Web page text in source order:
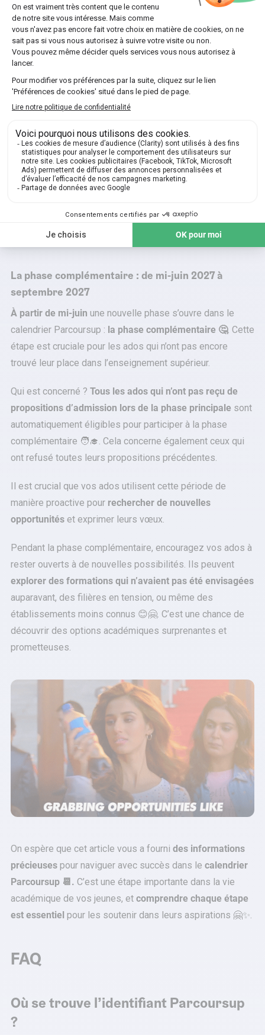
Clémence
HEC Paris
21€/h/h
Le premiercours particulierest
offert !
J’EN PROFITE MAINTENANT
La phase complémentaire : de mi-juin 2027 à
septembre 2027
À partir de mi-juin une nouvelle phase s’ouvre dans le
calendrier Parcoursup : la phase complémentaire 🤔. Cette
étape est cruciale pour les ados qui n’ont pas encore
trouvé leur place dans l’enseignement supérieur.
Qui est concerné ? Tous les ados qui n’ont pas reçu de
propositions d’admission lors de la phase principale sont
automatiquement éligibles pour participer à la phase
complémentaire 🧑‍🎓. Cela concerne également ceux qui
ont refusé toutes leurs propositions précédentes.
Il est crucial que vos ados utilisent cette période de
manière proactive pour rechercher de nouvelles
opportunités et exprimer leurs vœux.
Pendant la phase complémentaire, encouragez vos ados à
rester ouverts à de nouvelles possibilités. Ils peuvent
explorer des formations qui n’avaient pas été envisagées
auparavant, des filières en tension, ou même des
établissements moins connus 😊🤗. C’est une chance de
découvrir des options académiques surprenantes et
prometteuses.
On espère que cet article vous a fourni des informations
précieuses pour naviguer avec succès dans le calendrier
Parcoursup 📆. C’est une étape importante dans la vie
académique de vos jeunes, et comprendre chaque étape
est essentiel pour les soutenir dans leurs aspirations 🤗✨.
FAQ
Où se trouve l’identifiant Parcoursup
?